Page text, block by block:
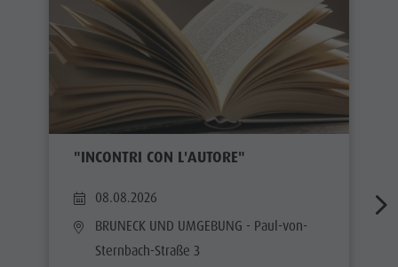
"INCONTRI CON L'AUTORE"
08.08.2026
BRUNECK UND UMGEBUNG - Paul-von-
Sternbach-Straße 3